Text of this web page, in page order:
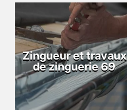
Zingueur et travaux
de zinguerie 69